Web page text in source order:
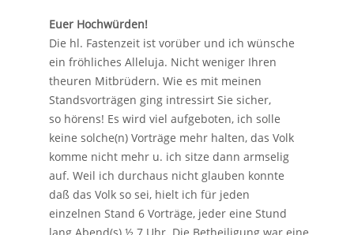
Euer Hochwürden!
Die hl. Fastenzeit ist vorüber und ich wünsche
ein fröhliches Alleluja. Nicht weniger Ihren
theuren Mitbrüdern. Wie es mit meinen
Standsvorträgen ging intressirt Sie sicher,
so hörens! Es wird viel aufgeboten, ich solle
keine solche(n) Vorträge mehr halten, das Volk
komme nicht mehr u. ich sitze dann armselig
auf. Weil ich durchaus nicht glauben konnte
daß das Volk so sei, hielt ich für jeden
einzelnen Stand 6 Vorträge, jeder eine Stund